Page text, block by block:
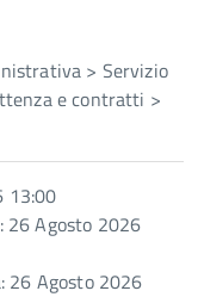
> Servizio
e contratti >
13:00
26 Agosto 2026
26 Agosto 2026